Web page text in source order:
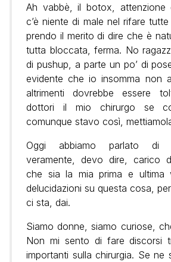
Ah vabbè, il botox, attenzione
c’è niente di male nel rifare
prendo il merito di dire che è
tutta bloccata, ferma. No
di pushup, a parte un po’ di
evidente che io insomma non
altrimenti dovrebbe essere
dottori il mio chirurgo se
comunque stavo così,
Oggi abbiamo parlato di
veramente, devo dire, carico
che sia la mia prima e
delucidazioni su questa cosa,
ci sta, dai.
Siamo donne, siamo curiose,
Non mi sento di fare discorsi
importanti sulla chirurgia. Se ne